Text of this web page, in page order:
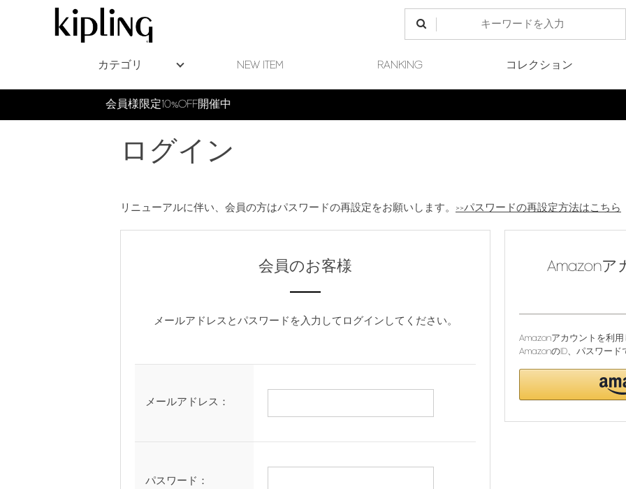
カテゴリ NEW ITEM RANKING コレクション
ログイン
リニューアルに伴い、会員の方はパスワードの再設定をお願いします。 >>パスワードの再設定方法はこちら
会員のお客様
メールアドレスとパスワードを入力してログインしてください。
メールアドレス：
パスワード：
Amazonア
Amazonアカウントを利
AmazonのID、パスワード